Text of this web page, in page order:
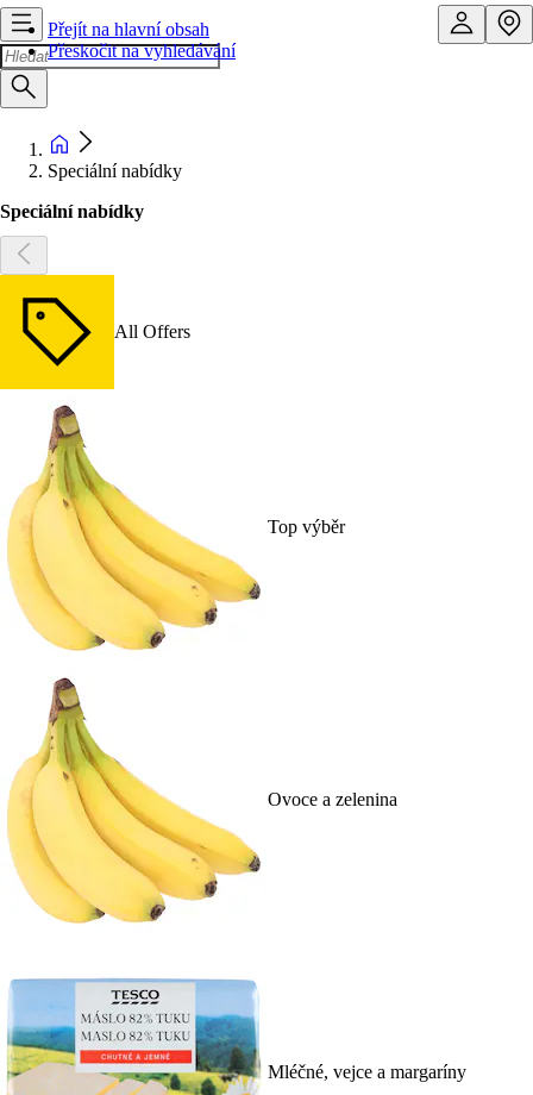
Přejít na hlavní obsah
Přeskočit na vyhledávání
Speciální nabídky
Speciální nabídky
All Offers
Top výběr
Ovoce a zelenina
Mléčné, vejce a margaríny